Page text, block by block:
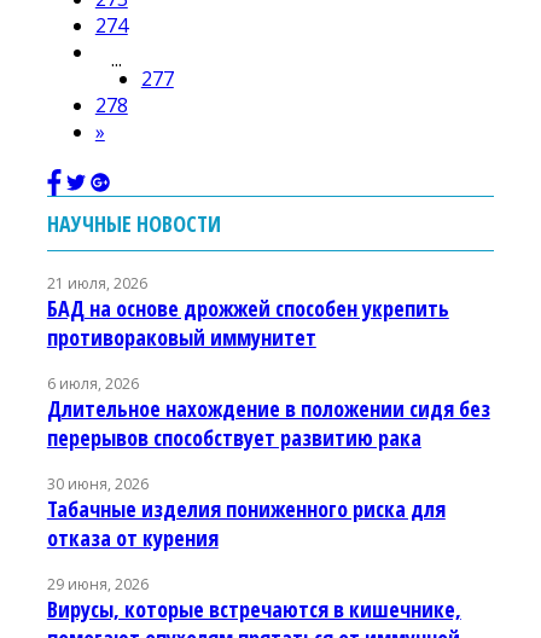
274
...
277
278
»
НАУЧНЫЕ НОВОСТИ
21 июля, 2026
БАД на основе дрожжей способен укрепить
противораковый иммунитет
6 июля, 2026
Длительное нахождение в положении сидя без
перерывов способствует развитию рака
30 июня, 2026
Табачные изделия пониженного риска для
отказа от курения
29 июня, 2026
Вирусы, которые встречаются в кишечнике,